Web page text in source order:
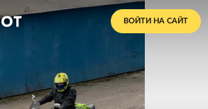
ВОЙТИ НА САЙТ